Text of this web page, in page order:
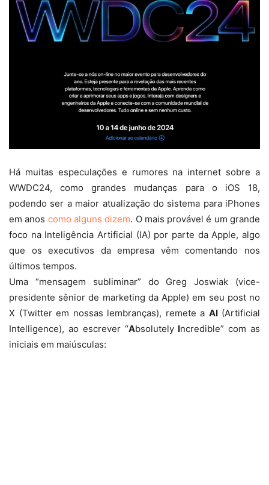
Há muitas especulações e rumores na internet sobre a
WWDC24, como grandes mudanças para o iOS 18,
podendo ser a maior atualização do sistema para iPhones
em anos como alguns dizem. O mais provável é um grande
foco na Inteligência Artificial (IA) por parte da Apple, algo
que os executivos da empresa vêm comentando nos
últimos tempos.
Uma “mensagem subliminar” do Greg Joswiak (vice-
presidente sênior de marketing da Apple) em seu post no
X (Twitter em nossas lembranças), remete a AI(Artificial
Intelligence), ao escrever “Absolutely Incredible” com as
iniciais em maiúsculas: